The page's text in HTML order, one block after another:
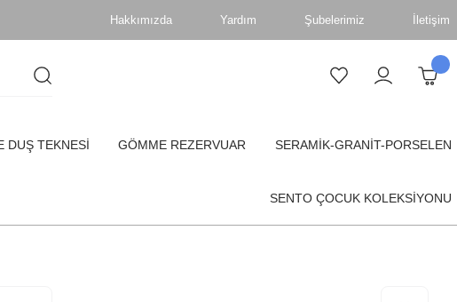
Hakkımızda Yardım Şubelerimiz İletişim
DUŞ TEKNESİ GÖMME REZERVUAR SERAMİK-GRANİT-PORSELEN
SENTO ÇOCUK KOLEKSİYONU